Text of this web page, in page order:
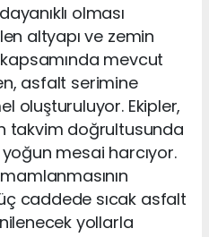
olması
altyapı ve zemin
mevcut
asfalt serimine
oluşturuluyor. Ekipler,
takvim doğrultusunda
mesai harcıyor.
caddede sıcak asfalt
yollarla